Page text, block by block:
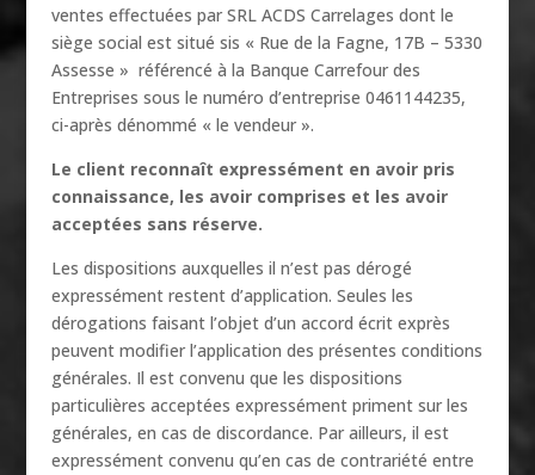
ventes effectuées par SRL ACDS Carrelages dont le
siège social est situé sis « Rue de la Fagne, 17B – 5330
Assesse » référencé à la Banque Carrefour des
Entreprises sous le numéro d’entreprise 0461144235,
ci-après dénommé « le vendeur ».
Le client reconnaît expressément en avoir pris
connaissance, les avoir comprises et les avoir
acceptées sans réserve.
Les dispositions auxquelles il n’est pas dérogé
expressément restent d’application. Seules les
dérogations faisant l’objet d’un accord écrit exprès
peuvent modifier l’application des présentes conditions
générales. Il est convenu que les dispositions
particulières acceptées expressément priment sur les
générales, en cas de discordance. Par ailleurs, il est
expressément convenu qu’en cas de contrariété entre